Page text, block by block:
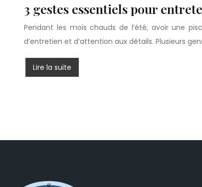
3 gestes essentiels pour
Pendant les mois chauds de l’été, avoir une
d’entretien et d’attention aux détails. Plusieurs
Lire la suite